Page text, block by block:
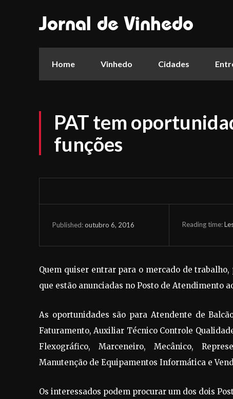
Jornal de Vinhedo
Home Vinhedo Cidades
PAT tem
funções
Published:outubro 6, 2016 Reading time:
Quem quiser entrar para o mercado de
que estão anunciadas no Posto de Atendimento
As oportunidades são para Atendente de
Faturamento, Auxiliar Técnico Controle
Flexográfico, Marceneiro, Mecânico,
Manutenção de Equipamentos Informática e
Os interessados podem procurar um dos dois